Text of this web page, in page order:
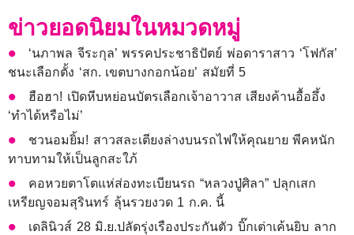
ข่าวยอดนิยมในหมวดหมู่
‘นภาพล จีระกุล’ พรรคประชาธิปัตย์ พ่อดาราสาว ‘โฟกัส’
ชนะเลือกตั้ง ‘สก. เขตบางกอกน้อย’ สมัยที่ 5
ฮือฮา! เปิดหีบหย่อนบัตรเลือกเจ้าอาวาส เสียงค้านอื้ออึ้ง
‘ทำได้หรือไม่’
ชวนอมยิ้ม! สาวสละเตียงล่างบนรถไฟให้คุณยาย พีคหนัก
ทาบทามให้เป็นลูกสะใภ้
คอหวยตาโตแห่ส่องทะเบียนรถ “หลวงปู่ศิลา” ปลุกเสก
เหรียญจอมสุรินทร์ ลุ้นรวยงวด 1 ก.ค. นี้
เดลินิวส์ 28 มิ.ย.ปลัดรุ่งเรืองประกันตัว บิ๊กเต่าเค้นยิบ ลาก